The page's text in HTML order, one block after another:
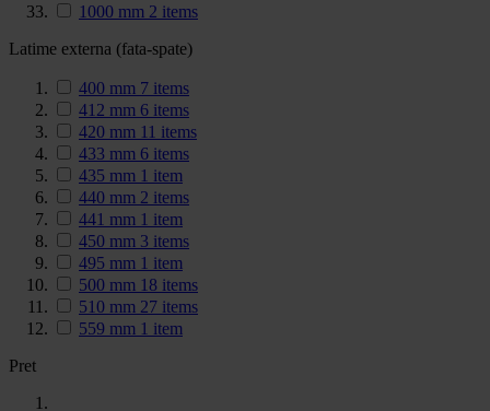
1000 mm 2 items
Latime externa (fata-spate)
400 mm 7 items
412 mm 6 items
420 mm 11 items
433 mm 6 items
435 mm 1 item
440 mm 2 items
441 mm 1 item
450 mm 3 items
495 mm 1 item
500 mm 18 items
510 mm 27 items
559 mm 1 item
Pret